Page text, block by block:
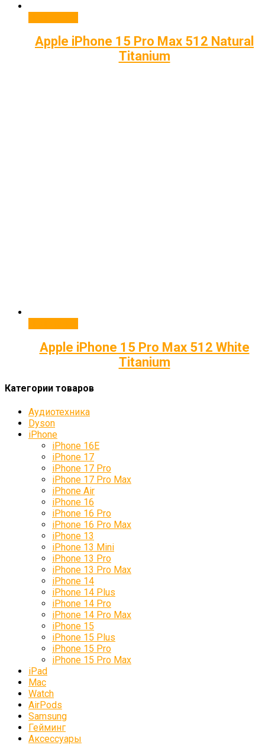
Apple iPhone 15 Pro Max 512 Natural
Titanium
Apple iPhone 15 Pro Max 512 White
Titanium
Категории товаров
Аудиотехника
Dyson
iPhone
iPhone 16E
iPhone 17
iPhone 17 Pro
iPhone 17 Pro Max
iPhone Air
iPhone 16
iPhone 16 Pro
iPhone 16 Pro Max
iPhone 13
iPhone 13 Mini
iPhone 13 Pro
iPhone 13 Pro Max
iPhone 14
iPhone 14 Plus
iPhone 14 Pro
iPhone 14 Pro Max
iPhone 15
iPhone 15 Plus
iPhone 15 Pro
iPhone 15 Pro Max
iPad
Mac
Watch
AirPods
Samsung
Гейминг
Аксессуары